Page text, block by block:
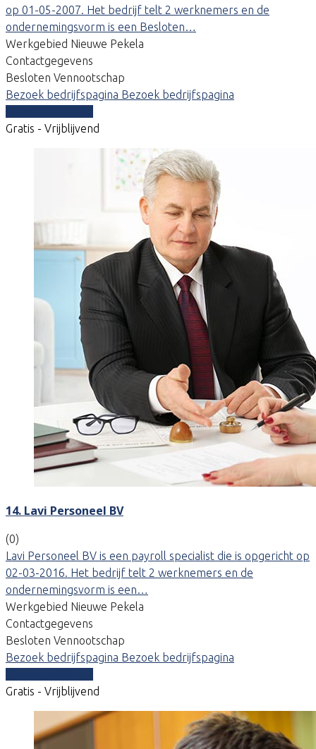
op 01-05-2007. Het bedrijf telt 2 werknemers en de
ondernemingsvorm is een Besloten…
Werkgebied Nieuwe Pekela
Contactgegevens
Besloten Vennootschap
Bezoek bedrijfspagina Bezoek bedrijfspagina
Gratis - Vrijblijvend
14. Lavi Personeel BV
(0)
Lavi Personeel BV is een payroll specialist die is opgericht op
02-03-2016. Het bedrijf telt 2 werknemers en de
ondernemingsvorm is een…
Werkgebied Nieuwe Pekela
Contactgegevens
Besloten Vennootschap
Bezoek bedrijfspagina Bezoek bedrijfspagina
Gratis - Vrijblijvend